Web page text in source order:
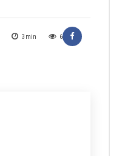
3 min 6